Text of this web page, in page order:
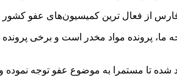
از فعال ترین کمیسیون‌های عفو
پرونده مواد مخدر است و برخی
شده تا مستمرا به موضوع عفو توجه